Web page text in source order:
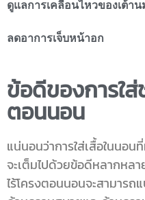
ดูแลการเคลื่อนไหวของเต้าน
ลดอาการเจ็บหน้าอก
ข้อดีของการใส่
ตอนนอน
แน่นอนว่าการใส่เสื้อในนอ
จะเต็มไปด้วยข้อดีหลากหล
ไร้โครงตอนนอนจะสามาร